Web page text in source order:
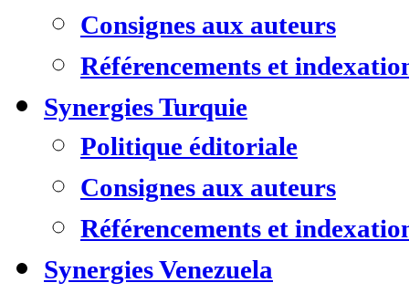
Consignes aux auteurs
Référencements et
Synergies Turquie
Politique éditoriale
Consignes aux auteurs
Référencements et
Synergies Venezuela